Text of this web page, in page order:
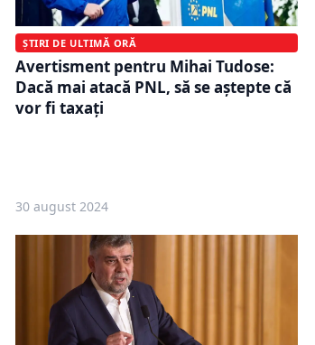
ȘTIRI DE ULTIMĂ ORĂ
Avertisment pentru Mihai Tudose:
Dacă mai atacă PNL, să se aștepte că
vor fi taxați
30 august 2024